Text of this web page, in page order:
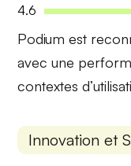
4.6
Podium est
avec une
contextes
Innovation et